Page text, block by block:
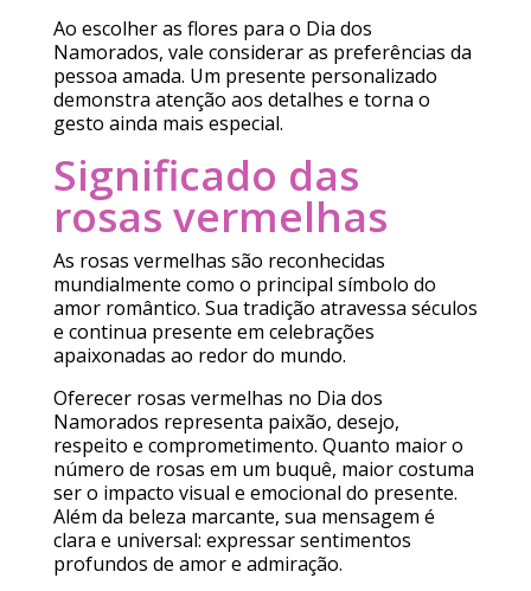
Ao escolher as flores para o Dia dos
Namorados, vale considerar as preferências da
pessoa amada. Um presente personalizado
demonstra atenção aos detalhes e torna o
gesto ainda mais especial.
Significado das
rosas vermelhas
As rosas vermelhas são reconhecidas
mundialmente como o principal símbolo do
amor romântico. Sua tradição atravessa séculos
e continua presente em celebrações
apaixonadas ao redor do mundo.
Oferecer rosas vermelhas no Dia dos
Namorados representa paixão, desejo,
respeito e comprometimento. Quanto maior o
número de rosas em um buquê, maior costuma
ser o impacto visual e emocional do presente.
Além da beleza marcante, sua mensagem é
clara e universal: expressar sentimentos
profundos de amor e admiração.